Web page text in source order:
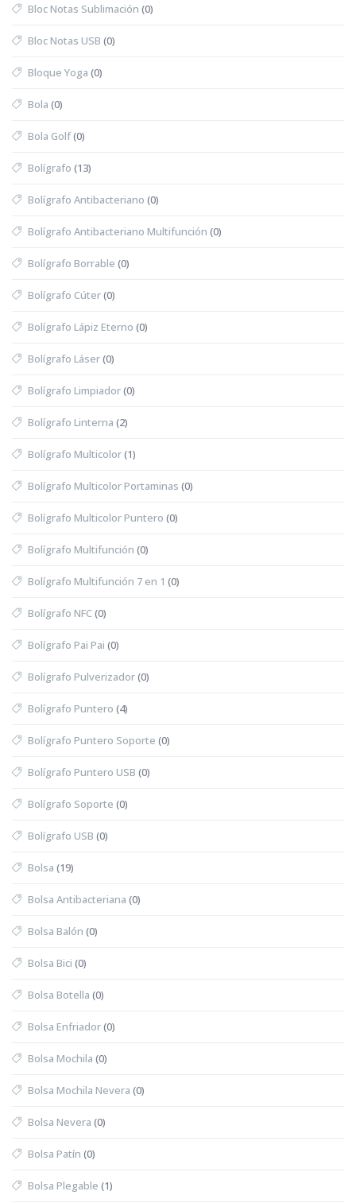
Bloc Notas Sublimación (0)
Bloc Notas USB (0)
Bloque Yoga (0)
Bola (0)
Bola Golf(0)
Bolígrafo (13)
Bolígrafo Antibacteriano (0)
Bolígrafo Antibacteriano Multifunción (0)
Bolígrafo Borrable (0)
Bolígrafo Cúter(0)
Bolígrafo Lápiz Eterno (0)
Bolígrafo Láser(0)
Bolígrafo Limpiador(0)
Bolígrafo Linterna (2)
Bolígrafo Multicolor(1)
Bolígrafo Multicolor Portaminas (0)
Bolígrafo Multicolor Puntero (0)
Bolígrafo Multifunción (0)
Bolígrafo Multifunción 7 en 1 (0)
Bolígrafo NFC(0)
Bolígrafo Pai Pai (0)
Bolígrafo Pulverizador(0)
Bolígrafo Puntero (4)
Bolígrafo Puntero Soporte (0)
Bolígrafo Puntero USB (0)
Bolígrafo Soporte (0)
Bolígrafo USB (0)
Bolsa (19)
Bolsa Antibacteriana (0)
Bolsa Balón (0)
Bolsa Bici (0)
Bolsa Botella (0)
Bolsa Enfriador(0)
Bolsa Mochila (0)
Bolsa Mochila Nevera (0)
Bolsa Nevera (0)
Bolsa Patín (0)
Bolsa Plegable (1)